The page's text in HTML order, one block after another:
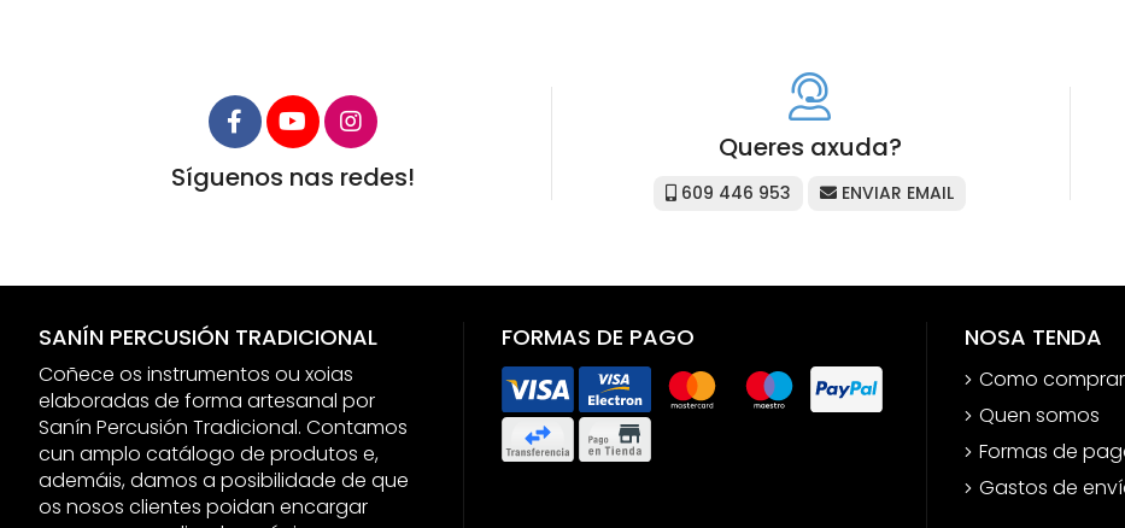
Síguenos nas redes!
Queres axuda?
609 446 953 ENVIAR EMAIL
SANÍN PERCUSIÓN TRADICIONAL
Coñece os instrumentos ou xoias
elaboradas de forma artesanal por
Sanín Percusión Tradicional. Contamos
cun amplo catálogo de produtos e,
ademáis, damos a posibilidade de que
os nosos clientes poidan encargar
FORMAS DE PAGO NOSA TENDA
Como comprar
Quen somos
Formas de
Gastos de